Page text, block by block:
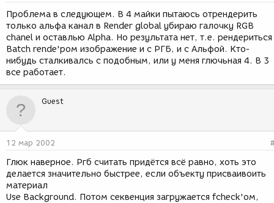
н
и
я
Проблема в следующем. В 4 майки пытаюсь отрендерить
только альфа канал в Render global убираю галочку RGB
chanel и оставлью Alpha. Но результата нет, т.е. рендериться
Batch rende'ром изображение и с РГБ, и с Альфой. Кто-
нибудь сталкивалсь с подобным, или у меня глючьная 4. В 3
все работает.
Guest
12 мар 2002
Глюк наверное. Ргб считать придётся всё равно, хоть это
делается значительно быстрее, если объекту присваивоить
материал
Use Background. Потом секвенция загружается fcheck'ом,